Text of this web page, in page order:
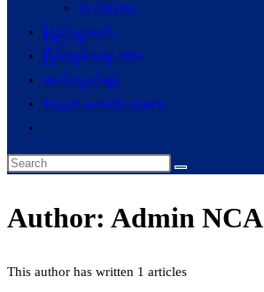
Acronyms
ပြည်သူ့အသံ
ငြိမ်းချမ်းရေး Wiki
ဆက်သွယ်ရန်
Toggle website search
Author: Admin NCA
This author has written 1 articles